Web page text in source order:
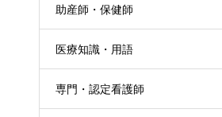
助産師・保健師
医療知識・用語
専門・認定看護師